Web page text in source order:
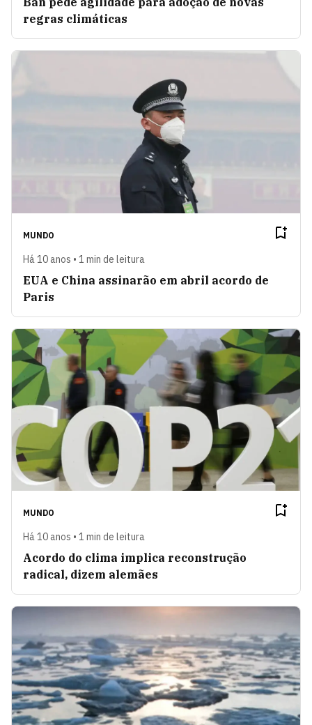
regras climáticas
MUNDO
Há 10 anos • 1 min de leitura
EUA e China assinarão em abril acordo de
Paris
MUNDO
Há 10 anos • 1 min de leitura
Acordo do clima implica reconstrução
radical, dizem alemães